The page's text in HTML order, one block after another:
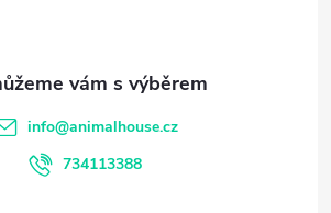
info@animalhouse.cz
734113388